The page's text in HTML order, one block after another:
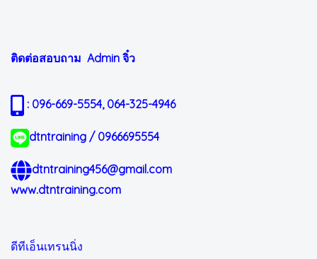
ติดต่อสอบถาม Admin จิ๋ว
: 096-669-5554, 064-325-4946
dtntraining / 0966695554
dtntraining456@gmail.com
www.dtntraining.com
ดีทีเอ็นเทรนนิ่ง